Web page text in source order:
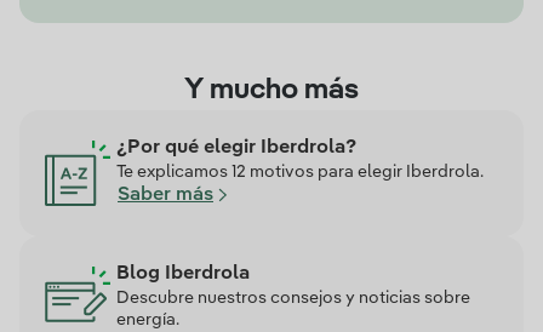
Y mucho más
¿Por qué elegir Iberdrola?
Te explicamos 12 motivos para elegir Iberdrola.
Saber más
Blog Iberdrola
Descubre nuestros consejos y noticias sobre
energía.